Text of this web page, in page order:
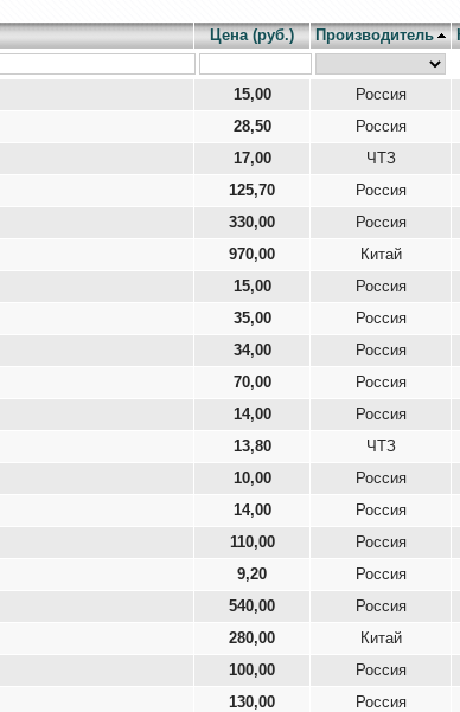
Цена (руб.) Производитель
15,00 Россия
28,50 Россия
17,00 ЧТЗ
125,70 Россия
330,00 Россия
970,00 Китай
15,00 Россия
35,00 Россия
34,00 Россия
70,00 Россия
14,00 Россия
13,80 ЧТЗ
10,00 Россия
14,00 Россия
110,00 Россия
9,20 Россия
540,00 Россия
280,00 Китай
100,00 Россия
130,00 Россия